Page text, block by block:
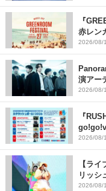
『
赤レン
2026/08/
演アー
スらを
2026/08/
『
場、他
2026/08/
【ラ
リッシ
を盛り
2026/08/